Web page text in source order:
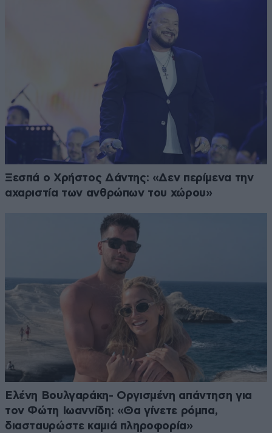
Ξεσπά ο Χρήστος Δάντης: «Δεν περίμενα την
αχαριστία των ανθρώπων του χώρου»
Ελένη Βουλγαράκη- Οργισμένη απάντηση για
τον Φώτη Ιωαννίδη: «Θα γίνετε ρόμπα,
διασταυρώστε καμιά πληροφορία»